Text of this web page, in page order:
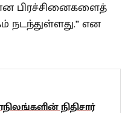
பிரச்சினைகளைத்
நடந்துள்ளது.” என
நிதிசார்